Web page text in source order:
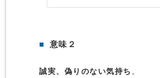
■ 意味２
誠実、偽りのない気持ち 。